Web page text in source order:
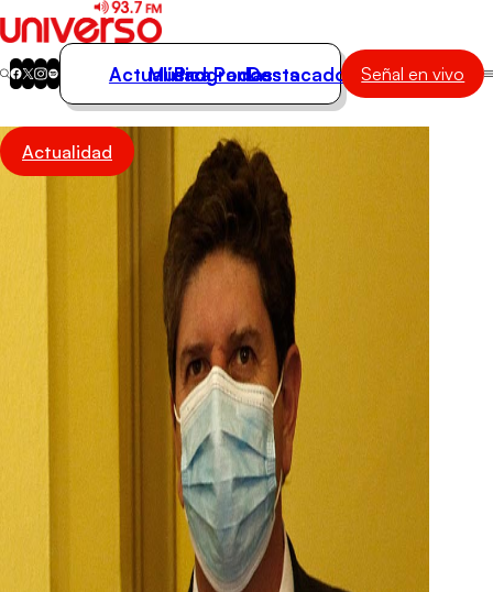
Actualidad
Música
Actualidad
Música
Programas
Podcasts
Destacados Señal en vivo
Actualidad